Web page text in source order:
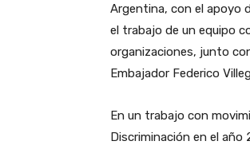
Argentina, con el apoyo
el trabajo de un equipo
organizaciones, junto
Embajador Federico
En un trabajo con
Discriminación en el